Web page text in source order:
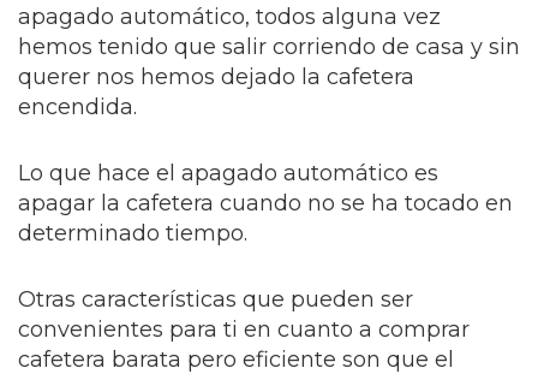
apagado automático, todos alguna vez
hemos tenido que salir corriendo de casa y sin
querer nos hemos dejado la cafetera
encendida.
Lo que hace el apagado automático es
apagar la cafetera cuando no se ha tocado en
determinado tiempo.
Otras características que pueden ser
convenientes para ti en cuanto a comprar
cafetera barata pero eficiente son que el